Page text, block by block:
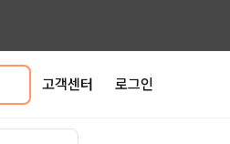
고객센터 로그인